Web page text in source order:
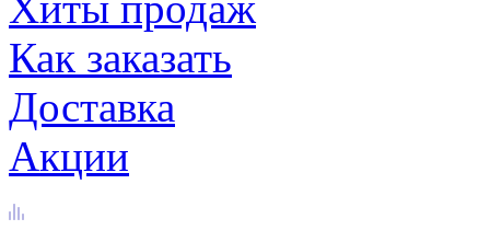
Как заказать
Доставка
Акции